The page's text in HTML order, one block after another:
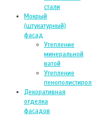
стали
Мокрый
(штукатурный)
фасад
Утепление
минеральной
ватой
Утепление
Декоративная
отделка
фасадов